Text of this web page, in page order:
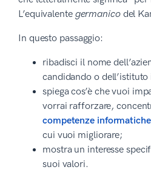
L’equivalente germanicodel
In questo passaggio:
ribadisci il nome
candidando o
spiega cos’è che vuoi
vorrai rafforzare,
competenze informatiche
cui vuoi migliorare;
mostra un interesse
suoi valori.